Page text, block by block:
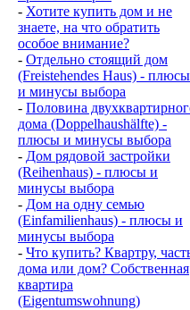
- Хотите купить дом и не
знаете, на что обратить
особое внимание?
- Отдельно стоящий дом
(Freistehendes Haus) - плюсы
и минусы выбора
- Половина
дома (Doppelhaushälfte) -
плюсы и минусы выбора
- Дом рядовой застройки
(Reihenhaus) - плюсы и
минусы выбора
- Дом на одну семью
(Einfamilienhaus) - плюсы и
минусы выбора
- Что купить? Квартру,
дома или дом? Собственная
квартира
(Eigentumswohnung)